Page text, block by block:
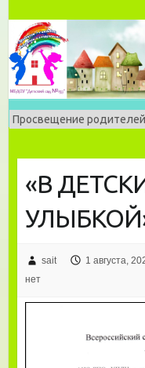
«В
sait 1 августа,
нет